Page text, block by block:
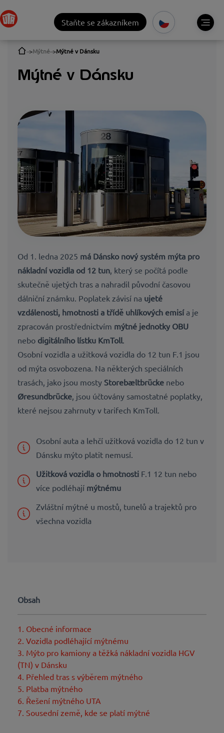
Staňte se zákazníkem
Mýtné Mýtné v Dánsku
Mýtné v Dánsku
Od 1. ledna 2025 má Dánsko nový systém mýta pro
nákladní vozidla od 12 tun, který se počítá podle
skutečně ujetých tras a nahradil původní časovou
dálniční známku. Poplatek závisí na ujeté
vzdálenosti, hmotnosti a třídě uhlíkových emisía je
zpracován prostřednictvím mýtné jednotky OBU
nebo digitálního lístku KmToll.
Osobní vozidla a užitková vozidla do 12 tun F.1 jsou
od mýta osvobozena. Na některých speciálních
trasách, jako jsou mosty Storebæltbrücke nebo
Øresundbrücke, jsou účtovány samostatné poplatky,
které nejsou zahrnuty v tarifech KmToll.
Osobní auta a lehčí užitková vozidla do 12 tun v
Dánsku mýto platit nemusí.
Užitková vozidla o hmotnosti F.1 12 tun nebo
více podléhají mýtnému
Zvláštní mýtné u mostů, tunelů a trajektů pro
všechna vozidla
Obsah
1. Obecné informace
2. Vozidla podléhající mýtnému
3. Mýto pro kamiony a těžká nákladní vozidla HGV
(TN) v Dánsku
4. Přehled tras s výběrem mýtného
5. Platba mýtného
6. Řešení mýtného UTA
7. Sousední země, kde se platí mýtné